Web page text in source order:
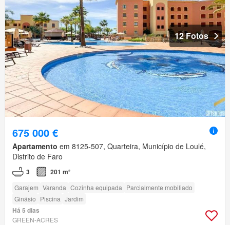
12 Fotos
675 000 €
Apartamento em 8125-507, Quarteira, Município de Loulé,
Distrito de Faro
3 201 m²
Garajem Varanda Cozinha equipada Parcialmente mobiliado
Ginásio Piscina Jardim
Há 5 dias
GREEN-ACRES